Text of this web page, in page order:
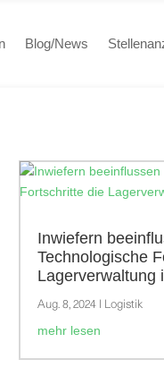
Blog/News
Inwiefern
Technologische
Lagerverwaltung
Aug. 8, 2024| Logistik
mehr lesen